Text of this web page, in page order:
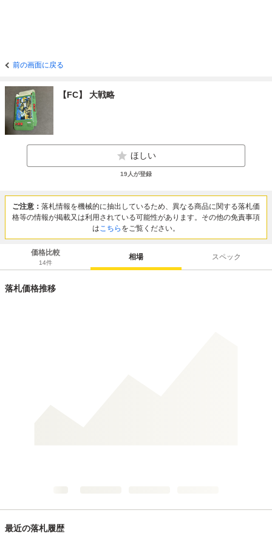
前の画面に戻る
【FC】 大戦略
ほしい
19人が登録
ご注意： 落札情報を機械的に抽出しているため、異なる商品に関する落札価
格等の情報が掲載又は利用されている可能性があります。その他の免責事項
はこちら をご覧ください。
価格比較
14件
相場 スペック
落札価格推移
最近の落札履歴